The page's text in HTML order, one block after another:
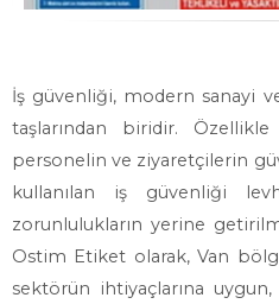
İş güvenliği, modern sanayi
taşlarından biridir.
personelin ve ziyaretçilerin
kullanılan iş güvenliği
zorunlulukların yerine
Ostim Etiket olarak, Van
sektörün ihtiyaçlarına